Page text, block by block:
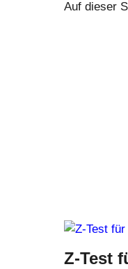
Auf dieser
Z-Test